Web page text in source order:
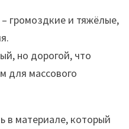
– громоздкие и тяжёлые,
но дорогой, что
для массового
в материале, который